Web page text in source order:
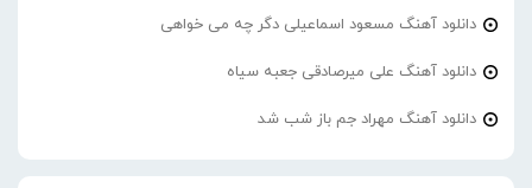
دانلود آهنگ مسعود اسماعیلی دگر چه می خواهی
دانلود آهنگ علی میرصادقی جعبه سیاه
دانلود آهنگ مهراد جم باز شب شد